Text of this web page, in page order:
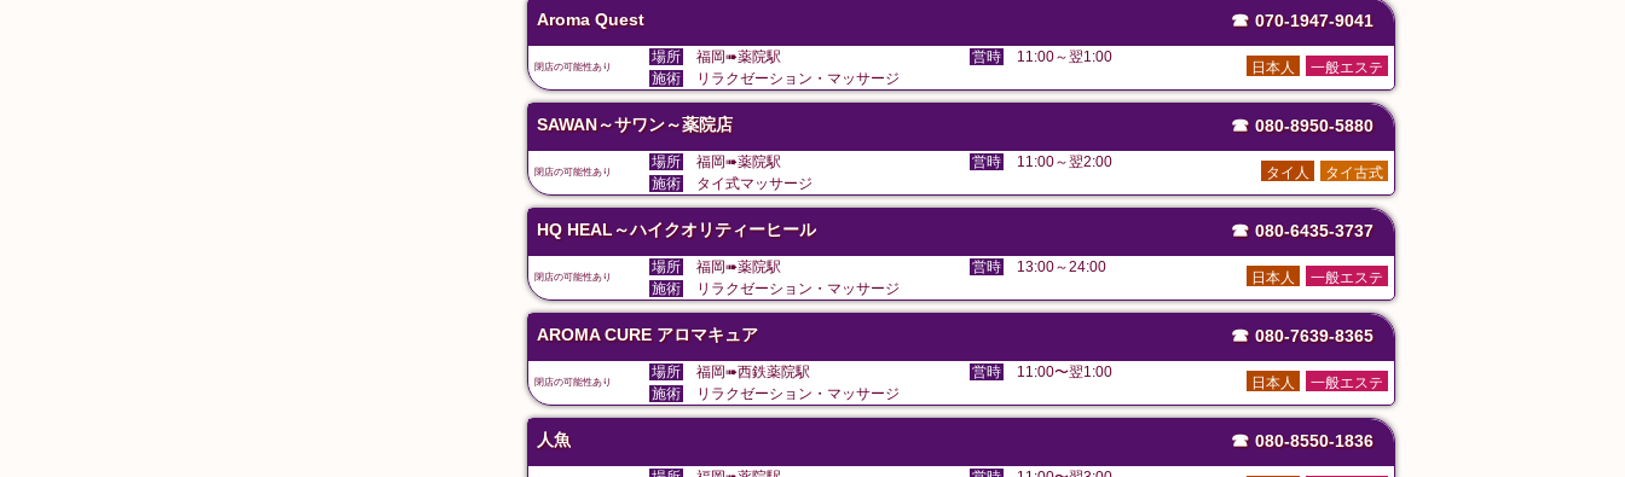
Aroma Quest ☎ 070-1947-9041
閉店の可能性あり
場所 福岡➠薬院駅 営時 11:00～翌1:00
一般エステ
日本人
施術 リラクゼーション・マッサージ
SAWAN～サワン～薬院店 ☎ 080-8950-5880
閉店の可能性あり
場所 福岡➠薬院駅 営時 11:00～翌2:00
タイ古式
タイ人
施術 タイ式マッサージ
HQ HEAL～ハイクオリティーヒール ☎ 080-6435-3737
閉店の可能性あり
場所 福岡➠薬院駅 営時 13:00～24:00
一般エステ
日本人
施術 リラクゼーション・マッサージ
AROMA CURE アロマキュア ☎ 080-7639-8365
閉店の可能性あり
場所 福岡➠西鉄薬院駅 営時 11:00〜翌1:00
一般エステ
日本人
施術 リラクゼーション・マッサージ
人魚 ☎ 080-8550-1836